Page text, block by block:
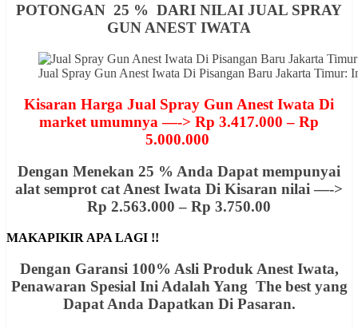
POTONGAN 25 % DARI NILAI JUAL SPRAY
GUN ANEST IWATA
Jual Spray Gun Anest Iwata Di Pisangan Baru Jakarta
Kisaran Harga Jual Spray Gun Anest Iwata Di
market umumnya —-> Rp 3.417.000 – Rp
5.000.000
Dengan Menekan 25 % Anda Dapat mempunyai
alat semprot cat Anest Iwata Di Kisaran nilai —->
Rp 2.563.000 – Rp 3.750.00
MAKAPIKIR APA LAGI !!
Dengan Garansi 100% Asli Produk Anest Iwata,
Penawaran Spesial Ini Adalah Yang The best yang
Dapat Anda Dapatkan Di Pasaran.